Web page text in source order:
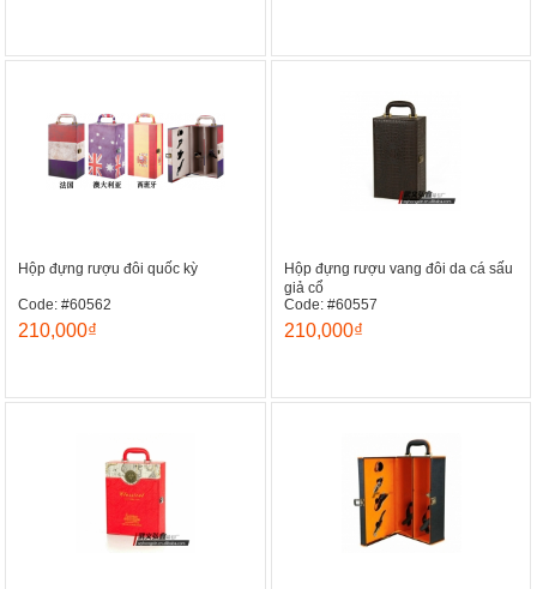
Hộp đựng rượu đôi quốc kỳ
Code: #60562
210,000₫
Hộp đựng rượu vang đôi da cá sấu
giả cổ
Code: #60557
210,000₫